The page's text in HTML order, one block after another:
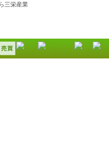
三栄産業